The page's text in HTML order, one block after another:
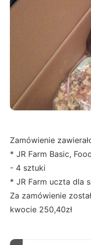
Zamówienie
* JR Farm Basic,
- 4 sztuki
* JR Farm uczta dla
Za zamówienie
kwocie 250,40zł